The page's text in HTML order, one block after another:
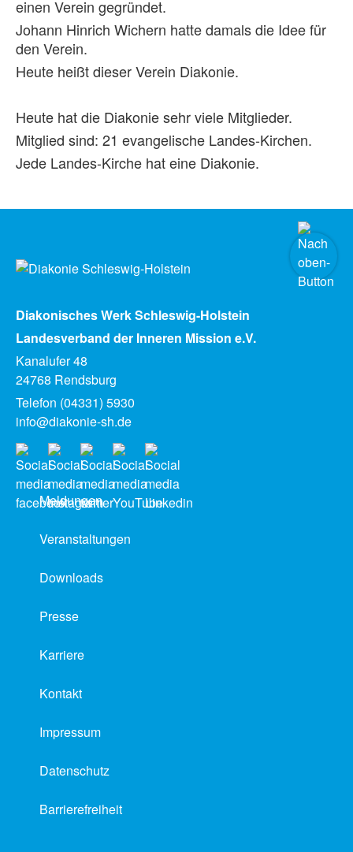
einen Verein gegründet.
Johann Hinrich Wichern hatte damals die Idee für
den Verein.
Heute heißt dieser Verein Diakonie.
Heute hat die Diakonie sehr viele Mitglieder.
Mitglied sind: 21 evangelische Landes-Kirchen.
Jede Landes-Kirche hat eine Diakonie.
Diakonisches Werk Schleswig-Holstein
Landesverband der Inneren Mission e.V.
Kanalufer 48
24768 Rendsburg
Telefon (04331) 5930
info@diakonie-sh.de
Meldungen
Veranstaltungen
Downloads
Presse
Karriere
Kontakt
Impressum
Datenschutz
Barrierefreiheit